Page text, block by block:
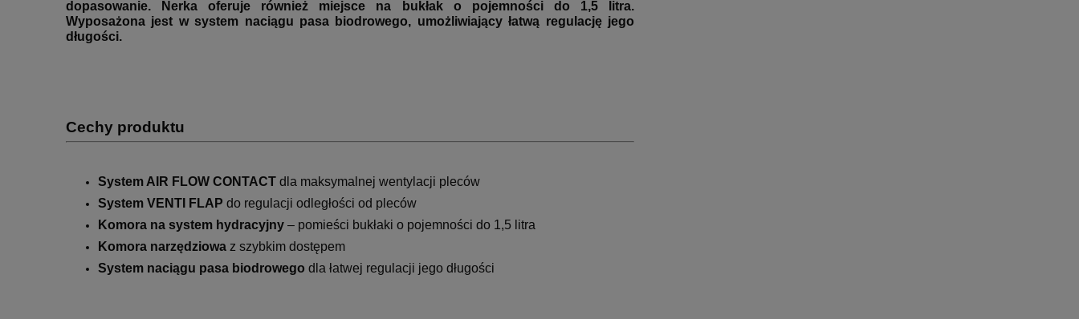
dopasowanie. Nerka oferuje również miejsce na bukłak o pojemności do 1,5 litra.
Wyposażona jest w system naciągu pasa biodrowego, umożliwiający łatwą regulację jego
długości.
Cechy produktu
System AIR FLOW CONTACT dla maksymalnej wentylacji pleców
System VENTI FLAP do regulacji odległości od pleców
Komora na system hydracyjny – pomieści bukłaki o pojemności do 1,5 litra
Komora narzędziowa z szybkim dostępem
System naciągu pasa biodrowego dla łatwej regulacji jego długości